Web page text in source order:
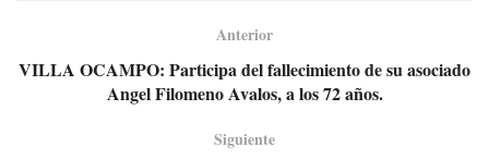
Anterior
VILLA OCAMPO: Participa del fallecimiento de su asociado
Angel Filomeno Avalos, a los 72 años.
Siguiente